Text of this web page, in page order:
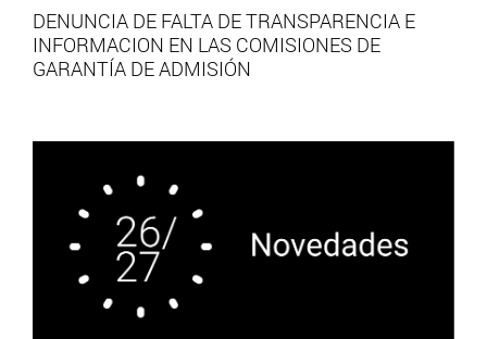
DENUNCIA DE FALTA DE TRANSPARENCIA E
INFORMACION EN LAS COMISIONES DE
GARANTÍA DE ADMISIÓN